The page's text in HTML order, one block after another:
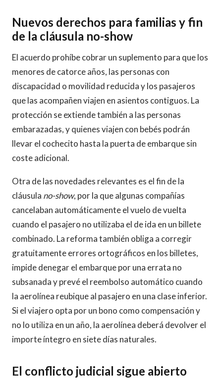
Nuevos derechos para familias y fin
de la cláusula no-show
El acuerdo prohíbe cobrar un suplemento para que los
menores de catorce años, las personas con
discapacidad o movilidad reducida y los pasajeros
que las acompañen viajen en asientos contiguos. La
protección se extiende también a las personas
embarazadas, y quienes viajen con bebés podrán
llevar el cochecito hasta la puerta de embarque sin
coste adicional.
Otra de las novedades relevantes es el fin de la
cláusula no-show, por la que algunas compañías
cancelaban automáticamente el vuelo de vuelta
cuando el pasajero no utilizaba el de ida en un billete
combinado. La reforma también obliga a corregir
gratuitamente errores ortográficos en los billetes,
impide denegar el embarque por una errata no
subsanada y prevé el reembolso automático cuando
la aerolínea reubique al pasajero en una clase inferior.
Si el viajero opta por un bono como compensación y
no lo utiliza en un año, la aerolínea deberá devolver el
importe íntegro en siete días naturales.
El conflicto judicial sigue abierto